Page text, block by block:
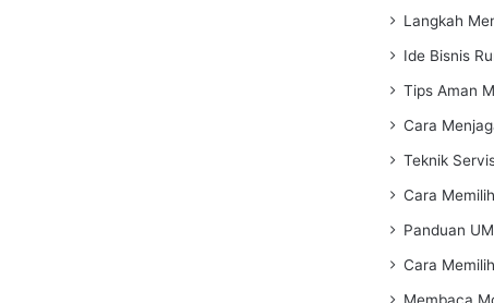
Langkah
Ide Bisnis
Tips Aman
Cara
Teknik
Cara
Panduan
Cara